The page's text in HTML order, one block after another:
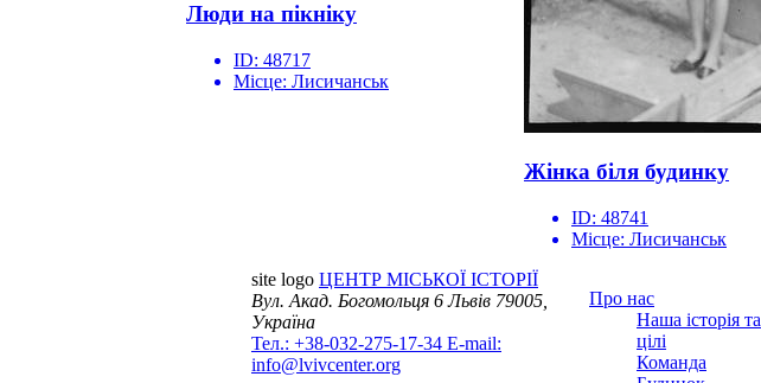
Люди на пікніку
ID: 48717
Місце: Лисичанськ
Жінка біля будинку
ID: 48741
Місце: Лисичанськ
site logo ЦЕНТР МІСЬКОЇ ІСТОРІЇ
Вул. Акад. Богомольця 6Львів 79005,
Україна
Тел.: +38-032-275-17-34 E-mail:
info@lvivcenter.org
Про нас
Наша історія та
цілі
Команда